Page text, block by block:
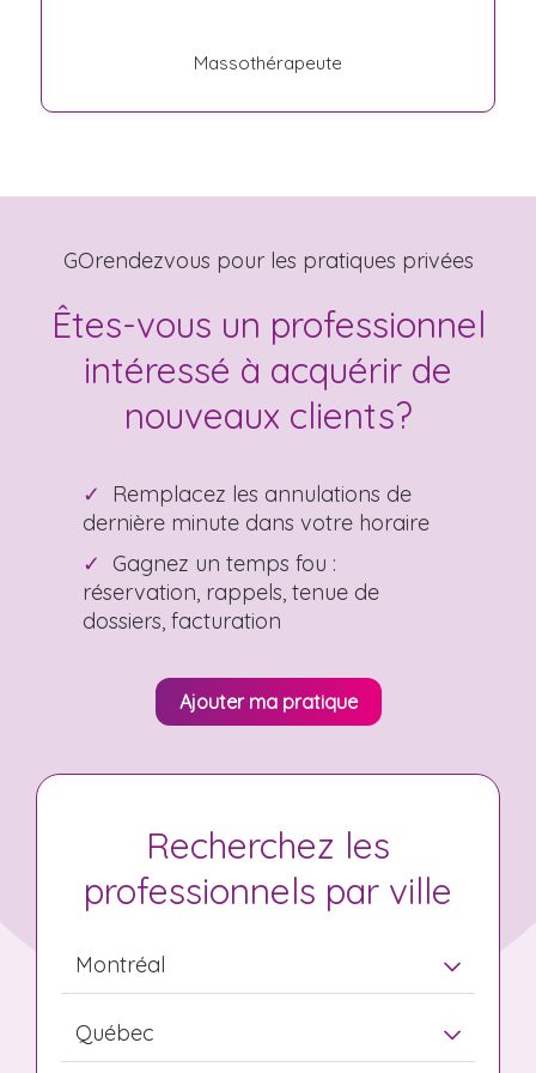
Massothérapeute
GOrendezvous pour les pratiques privées
Êtes-vous un professionnel
intéressé à acquérir de
nouveaux clients?
Remplacez les annulations de
dernière minute dans votre horaire
Gagnez un temps fou :
réservation, rappels, tenue de
dossiers, facturation
Ajouter ma pratique
Recherchez les
professionnels par ville
Montréal
Québec